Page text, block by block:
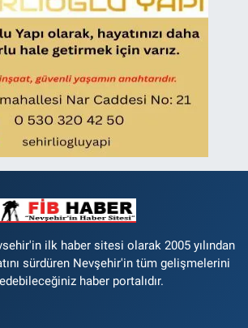
ilk haber sitesi olarak 2005 yılından
sürdüren Nevşehir'in tüm gelişmelerini
haber portalıdır.